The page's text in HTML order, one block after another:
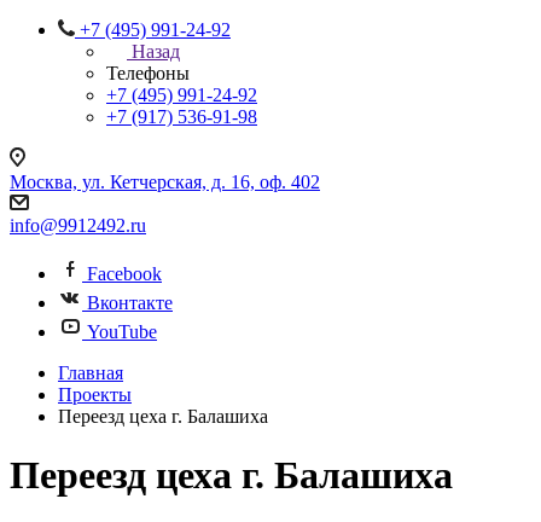
+7 (495) 991-24-92
Назад
Телефоны
+7 (495) 991-24-92
+7 (917) 536-91-98
Москва, ул. Кетчерская, д. 16, оф. 402
info@9912492.ru
Facebook
Вконтакте
YouTube
Главная
Проекты
Переезд цеха г. Балашиха
Переезд цеха г. Балашиха